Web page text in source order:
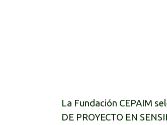
La Fundación CEPAIM
DE PROYECTO EN